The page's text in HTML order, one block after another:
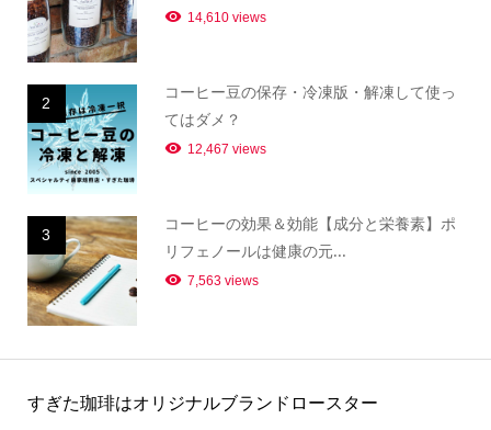
14,610 views
2
コーヒー豆の保存・冷凍版・解凍して使っ
てはダメ？
12,467 views
3
コーヒーの効果＆効能【成分と栄養素】ポ
リフェノールは健康の元...
7,563 views
すぎた珈琲はオリジナルブランドロースター